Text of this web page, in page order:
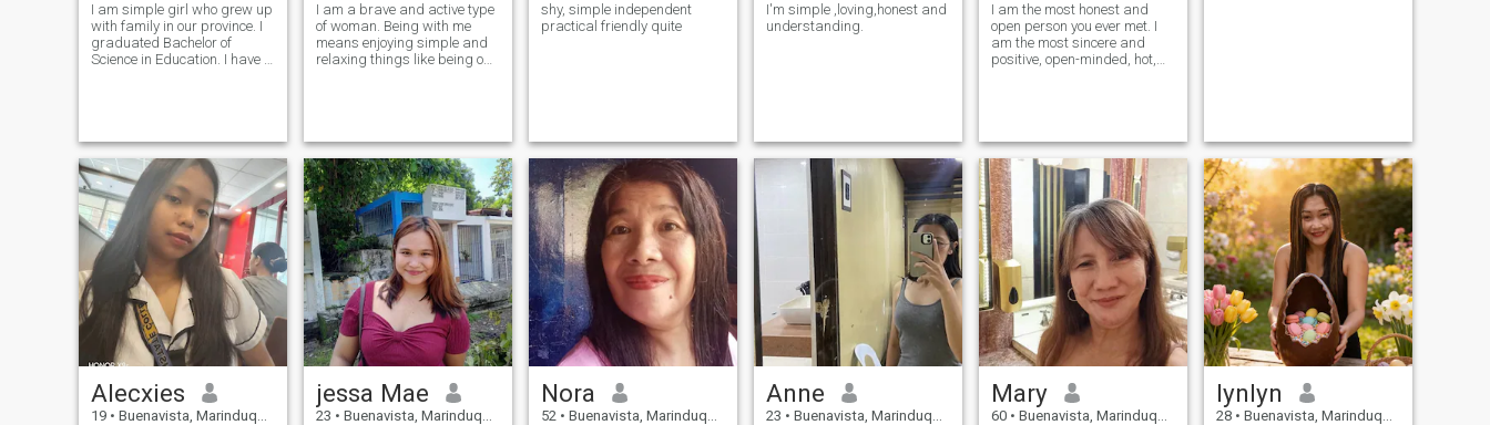
I am simple girl who grew up
with family in our province. I
graduated Bachelor of
Science in Education. I have a
who might be my future
husband
I am a brave and active type
of woman. Being with me
means enjoying simple and
relaxing things like being on
cooking..
shy, simple independent
practical friendly quite
I'm simple ,loving,honest and
understanding.
I am the most honest and
open person you ever met. I
am the most sincere and
positive, open-minded, hot,
heart is full of emotions that I
want to
Alecxies
19 • Buenavista, Marinduque, Filippinerne
jessa Mae
23 • Buenavista, Marinduque, Filippinerne
Nora
52 • Buenavista, Marinduque, Filippinerne
Anne
23 • Buenavista, Marinduque, Filippinerne
Mary
60 • Buenavista, Marinduque, Filippinerne
lynlyn
28 • Buenavista, Marinduque, Filippinerne